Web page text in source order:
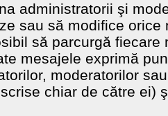
administratorii şi
sau să modifice
să parcurgă
mesajele exprimă
moderatorilor
chiar de către ei)